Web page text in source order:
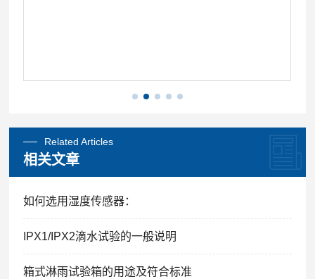
Related Articles
相关文章
如何选用湿度传感器：
IPX1/IPX2滴水试验的一般说明
箱式淋雨试验箱的用途及符合标准